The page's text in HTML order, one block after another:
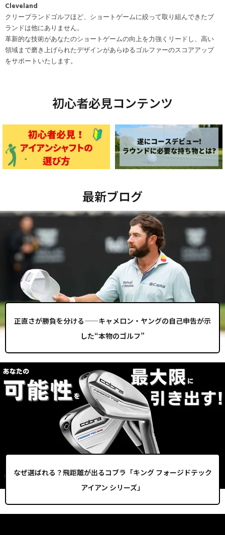
Cleveland
クリーブランドゴルフほど、ショートゲームに絞って取り組んできたブ
ランドは他にありません。
革新的な技術があなたのショートゲームの向上を力強くリードし、高い
領域まで磨き上げられたデザインがあらゆるゴルファーのスコアアップ
をサポートいたします。
初心者必見コンテンツ
最新ブログ
正直さが勝負を分ける——キャメロン・ヤングの自己申告が示
した“本物のゴルフ”
なぜ選ばれる？飛距離が出るコブラ「キング フォージドテック
アイアン シリーズ」